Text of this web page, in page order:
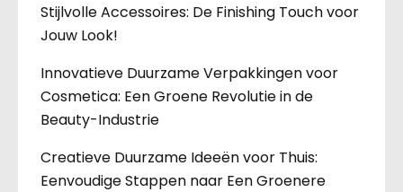
Stijlvolle Accessoires: De Finishing Touch voor
Jouw Look!
Innovatieve Duurzame Verpakkingen voor
Cosmetica: Een Groene Revolutie in de
Beauty-Industrie
Creatieve Duurzame Ideeën voor Thuis:
Eenvoudige Stappen naar Een Groenere